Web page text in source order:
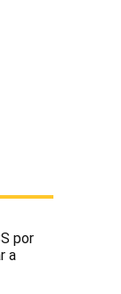
por
a